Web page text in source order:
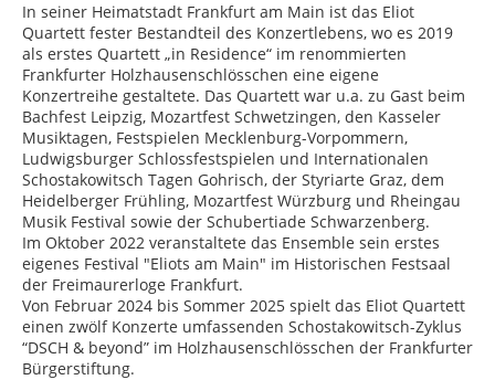
In seiner Heimatstadt Frankfurt am Main ist das Eliot
Quartett fester Bestandteil des Konzertlebens, wo es 2019
als erstes Quartett „in Residence“ im renommierten
Frankfurter Holzhausenschlösschen eine eigene
Konzertreihe gestaltete. Das Quartett war u.a. zu Gast beim
Bachfest Leipzig, Mozartfest Schwetzingen, den Kasseler
Musiktagen, Festspielen Mecklenburg-Vorpommern,
Ludwigsburger Schlossfestspielen und Internationalen
Schostakowitsch Tagen Gohrisch, der Styriarte Graz, dem
Heidelberger Frühling, Mozartfest Würzburg und Rheingau
Musik Festival sowie der Schubertiade Schwarzenberg.
Im Oktober 2022 veranstaltete das Ensemble sein erstes
eigenes Festival "Eliots am Main" im Historischen Festsaal
der Freimaurerloge Frankfurt.
Von Februar 2024 bis Sommer 2025 spielt das Eliot Quartett
einen zwölf Konzerte umfassenden Schostakowitsch-Zyklus
“DSCH & beyond” im Holzhausenschlösschen der Frankfurter
Bürgerstiftung.